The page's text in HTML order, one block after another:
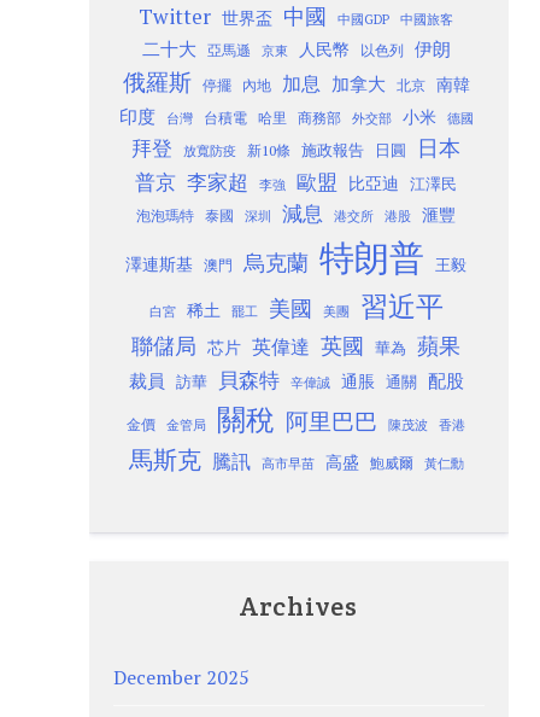
Twitter 世界盃 中國 中國GDP 中國旅客
二十大 亞馬遜 京東 人民幣 以色列 伊朗
俄羅斯 停擺 內地 加息 加拿大 北京
南韓
印度
台灣 台積電 哈里 商務部 外交部 小米 德國
拜登 放寬防疫 新10條 施政報告 日圓 日本
普京 李家超 李強 歐盟 比亞迪 江澤民
泡泡瑪特 泰國 深圳 減息 港交所 港股 滙豐
澤連斯基 澳門 烏克蘭 特朗普 王毅
白宮 稀土 罷工 美國 美團 習近平
聯儲局 芯片 英偉達 英國 華為 蘋果
裁員 訪華 貝森特 辛偉誠 通脹 通關 配股
金價 金管局 關稅 阿里巴巴 陳茂波 香港
馬斯克 騰訊 高市早苗 高盛 鮑威爾 黃仁勳
Archives
December 2025